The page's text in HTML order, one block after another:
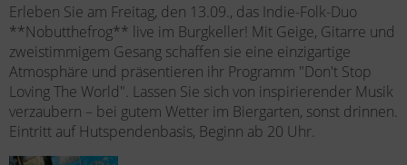
Erleben Sie am Freitag, den 13.09., das Indie-Folk-Duo
**Nobutthefrog** live im Burgkeller! Mit Geige, Gitarre und
zweistimmigem Gesang schaffen sie eine einzigartige
Atmosphäre und präsentieren ihr Programm "Don't Stop
Loving The World". Lassen Sie sich von inspirierender Musik
verzaubern – bei gutem Wetter im Biergarten, sonst drinnen.
Eintritt auf Hutspendenbasis, Beginn ab 20 Uhr.